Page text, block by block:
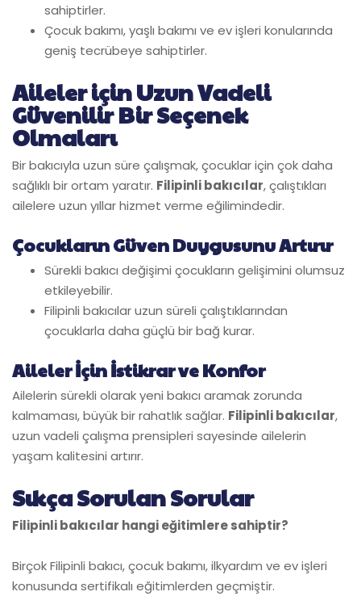
sahiptirler.
Çocuk bakımı, yaşlı bakımı ve ev işleri konularında
geniş tecrübeye sahiptirler.
Aileler için Uzun Vadeli
Güvenilir Bir Seçenek
Olmaları
Bir bakıcıyla uzun süre çalışmak, çocuklar için çok daha
sağlıklı bir ortam yaratır. Filipinli bakıcılar, çalıştıkları
ailelere uzun yıllar hizmet verme eğilimindedir.
Çocukların Güven Duygusunu Artırır
Sürekli bakıcı değişimi çocukların gelişimini olumsuz
etkileyebilir.
Filipinli bakıcılar uzun süreli çalıştıklarından
çocuklarla daha güçlü bir bağ kurar.
Aileler İçin İstikrar ve Konfor
Ailelerin sürekli olarak yeni bakıcı aramak zorunda
kalmaması, büyük bir rahatlık sağlar. Filipinli bakıcılar,
uzun vadeli çalışma prensipleri sayesinde ailelerin
yaşam kalitesini artırır.
Sıkça Sorulan Sorular
Filipinli bakıcılar hangi eğitimlere sahiptir?
Birçok Filipinli bakıcı, çocuk bakımı, ilkyardım ve ev işleri
konusunda sertifikalı eğitimlerden geçmiştir.